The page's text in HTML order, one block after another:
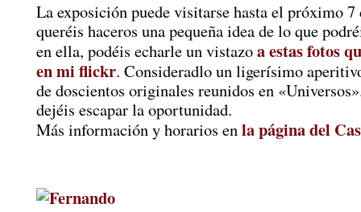
La exposición puede visitarse hasta el próximo 7
queréis haceros una pequeña idea de lo que
en ella, podéis echarle un vistazoa estas fotos
en mi flickr. Consideradlo un ligerísimo
de doscientos originales reunidos en
dejéis escapar la oportunidad.
Más información y horarios enla página del